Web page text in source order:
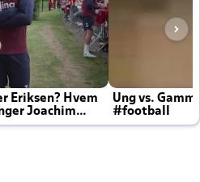
Eriksen? Hvem
Joachim
Ung vs.
#football